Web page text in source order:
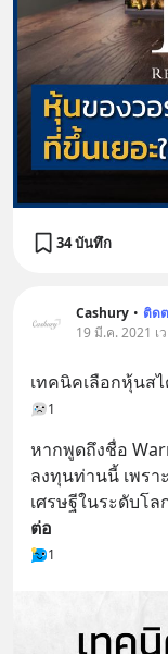
34 บันทึก
Cashury • ติด
19 มี.ค. 2021 เ
เทคนิคเลือกหุ้นส
1
หากพูดถึงชื่อ
ลงทุนท่านนี้ เพร
เศรษฐีในระดับโล
ต่อ
1